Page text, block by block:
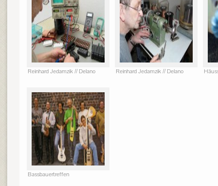
Reinhard Jedamzik // Delano Reinhard Jedamzik // Delano
Bassbauertreffen